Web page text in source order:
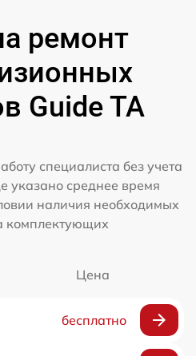
ремонт
Guide TA
специалиста без учета
указано среднее время
наличия необходимых
комплектующих
Цена
бесплатно